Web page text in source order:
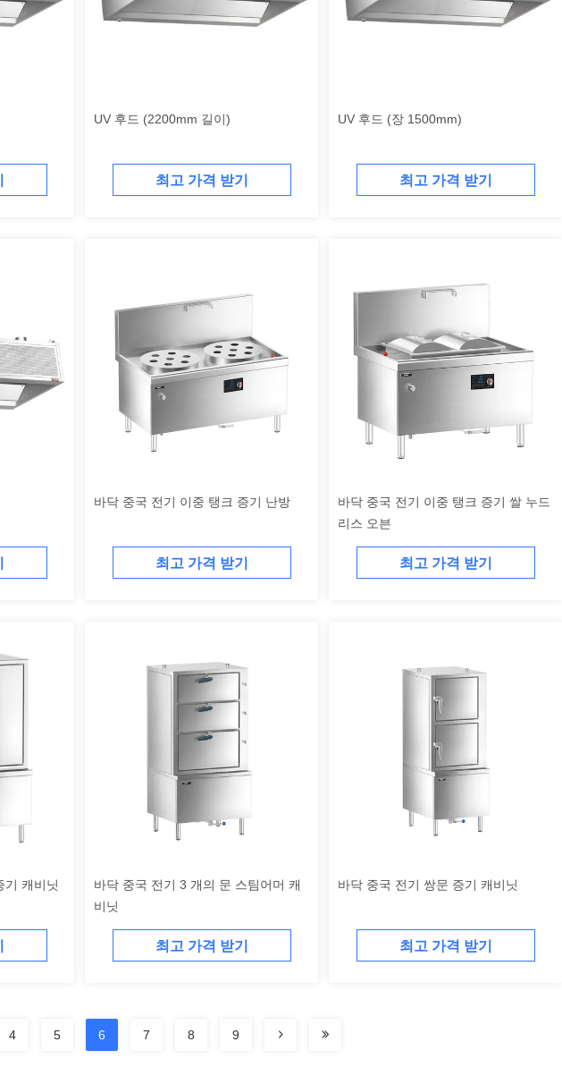
UV 후드 (2200mm 길이)
최고 가격 받기
UV 후드 (장 1500mm)
최고 가격 받기
바닥 중국 전기 이중 탱크 증기 난방
최고 가격 받기
바닥 중국 전기 이중 탱크 증기 쌀 누드
리스 오븐
최고 가격 받기
기 캐비닛
바닥 중국 전기 3 개의 문 스팀어머 캐
비닛
최고 가격 받기
바닥 중국 전기 쌍문 증기 캐비닛
최고 가격 받기
4 5 6 7 8 9